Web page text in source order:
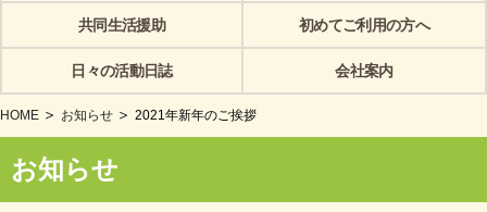
共同生活援助 初めてご利用の方へ
日々の活動日誌 会社案内
HOME お知らせ 2021年新年のご挨拶
お知らせ